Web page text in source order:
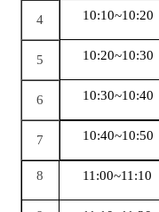
4 10:10~10:20
5 10:20~10:30
6 10:30~10:40
7 10:40~10:50
8 11:00~11:10